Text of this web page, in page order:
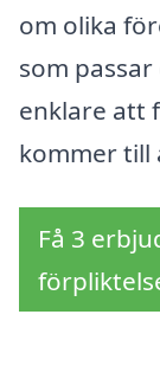
om olika
som
enklare att
kommer till
Få 3